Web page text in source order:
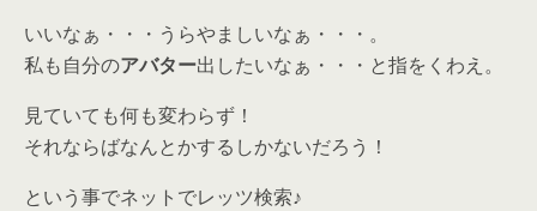
いいなぁ・・・うらやましいなぁ・・・。
私も自分のアバター出したいなぁ・・・と指をくわえ。
見ていても何も変わらず！
それならばなんとかするしかないだろう！
という事でネットでレッツ検索♪